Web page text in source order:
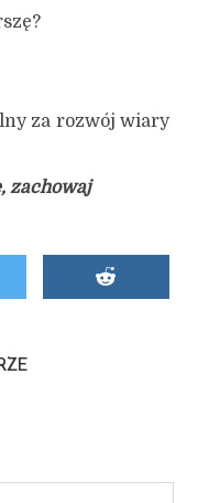
za rozwój wiary
zachowaj